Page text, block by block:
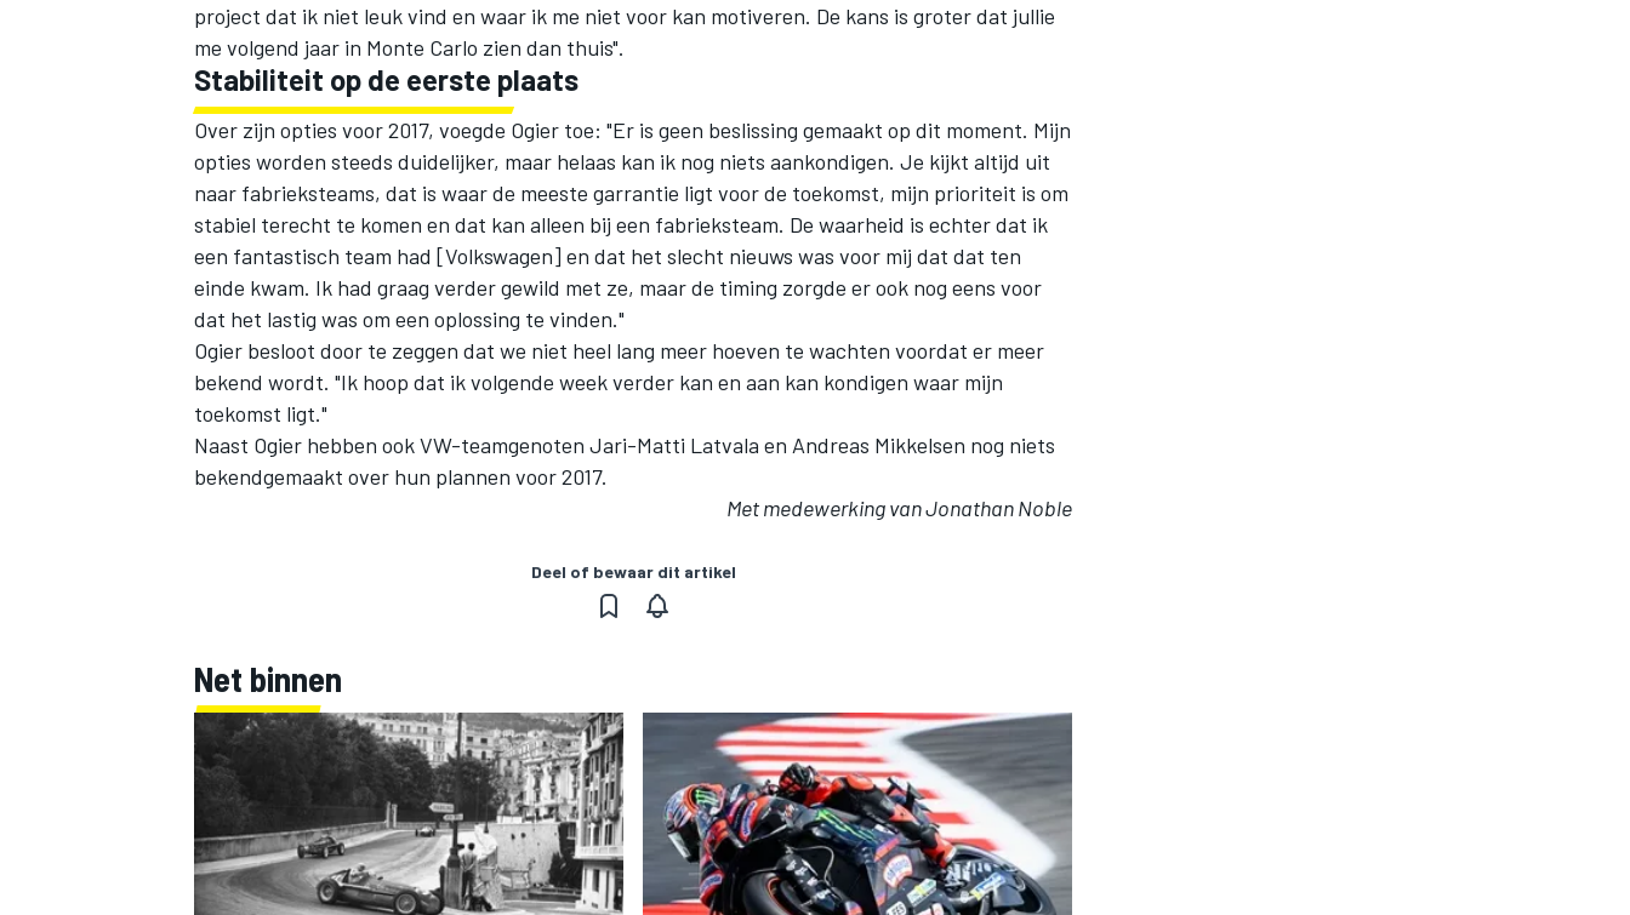
project dat ik niet leuk vind en waar ik me niet voor kan motiveren. De kans is groter dat jullie
me volgend jaar in Monte Carlo zien dan thuis".
Stabiliteit op de eerste plaats
Over zijn opties voor 2017, voegde Ogier toe: "Er is geen beslissing gemaakt op dit moment. Mijn
opties worden steeds duidelijker, maar helaas kan ik nog niets aankondigen. Je kijkt altijd uit
naar fabrieksteams, dat is waar de meeste garrantie ligt voor de toekomst, mijn prioriteit is om
stabiel terecht te komen en dat kan alleen bij een fabrieksteam. De waarheid is echter dat ik
een fantastisch team had [Volkswagen] en dat het slecht nieuws was voor mij dat dat ten
einde kwam. Ik had graag verder gewild met ze, maar de timing zorgde er ook nog eens voor
dat het lastig was om een oplossing te vinden."
Ogier besloot door te zeggen dat we niet heel lang meer hoeven te wachten voordat er meer
bekend wordt. "Ik hoop dat ik volgende week verder kan en aan kan kondigen waar mijn
toekomst ligt."
Naast Ogier hebben ook VW-teamgenoten Jari-Matti Latvala en Andreas Mikkelsen nog niets
bekendgemaakt over hun plannen voor 2017.
Met medewerking van Jonathan Noble
Deel of bewaar dit artikel
Net binnen